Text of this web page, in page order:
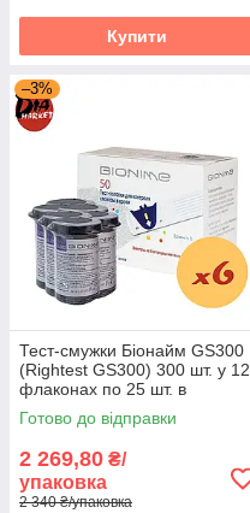
Купити
–3%
Тест-смужки Біонайм GS300
(Rightest GS300) 300 шт. у 12
флаконах по 25 шт. в
упаковці
Готово до відправки
2 269,80 ₴/
упаковка
2 340 ₴/упаковка